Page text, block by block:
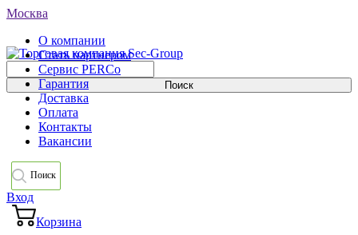
Москва
О компании
Стать партнером
Сервис PERCo
Гарантия
Доставка
Оплата
Контакты
Вакансии
Поиск
Вход
Корзина